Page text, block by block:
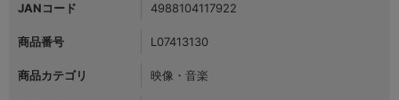
JANコード 4988104117922
商品番号 L07413130
商品カテゴリ 映像・音楽